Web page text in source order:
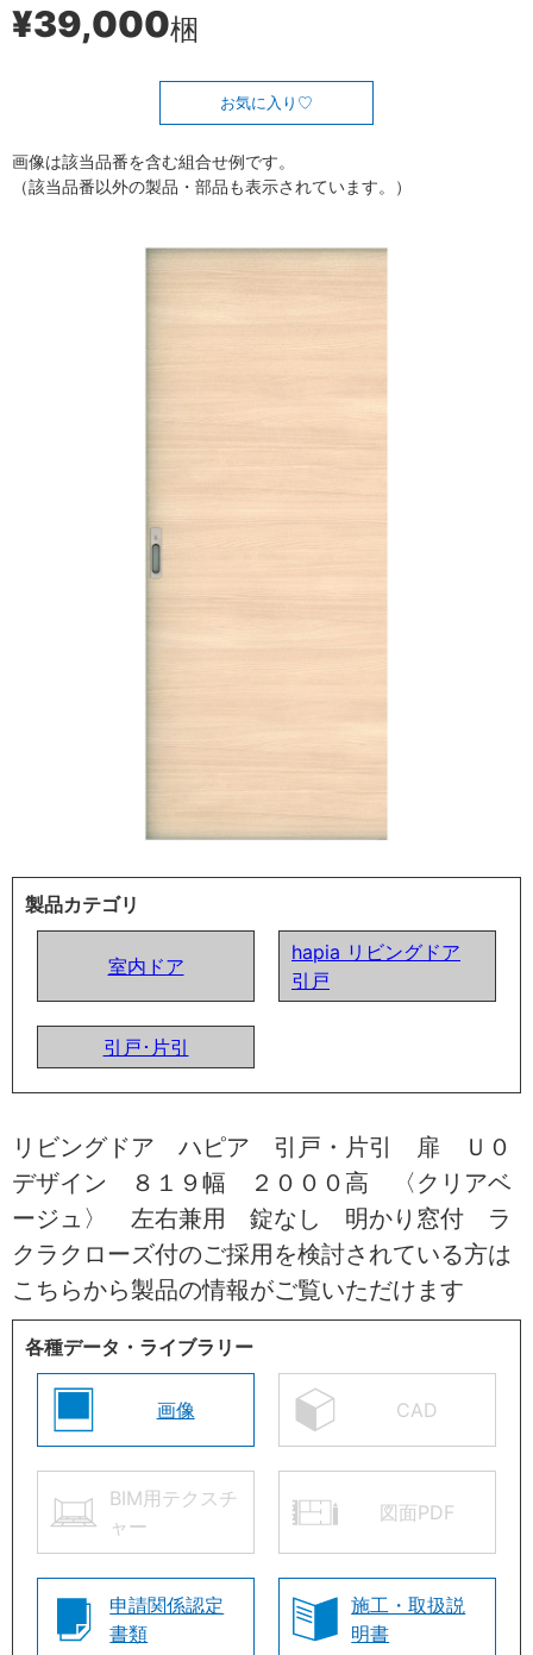
¥39,000梱
お気に入り
画像は該当品番を含む組合せ例です。
（該当品番以外の製品・部品も表示されています。）
製品カテゴリ
室内ドア
hapia リビングドア
引戸
引戸･片引
リビングドア ハピア 引戸・片引 扉 Ｕ０
デザイン ８１９幅 ２０００高 〈クリアベ
ージュ〉 左右兼用 錠なし 明かり窓付 ラ
クラクローズ付のご採用を検討されている方は
こちらから製品の情報がご覧いただけます
各種データ・ライブラリー
画像 CAD
BIM用テクスチ
ャー
図面PDF
申請関係認定
書類
施工・取扱説
明書